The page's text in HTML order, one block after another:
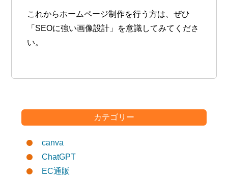
これからホームページ制作を行う方は、ぜひ
「SEOに強い画像設計」を意識してみてくださ
い。
カテゴリー
canva
ChatGPT
EC通販